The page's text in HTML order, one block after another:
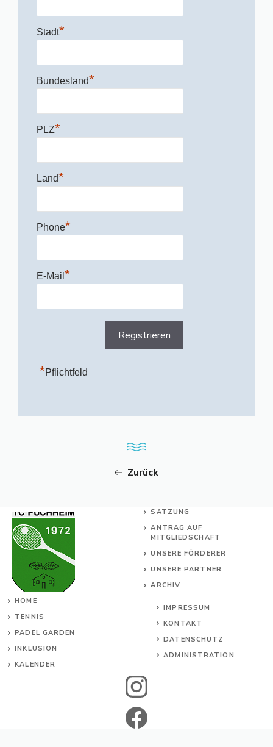
Stadt*
Bundesland*
PLZ*
Land*
Phone*
E-Mail *
*Pflichtfeld
Zurück
SATZUNG
ANTRAG AUF
MITGLIEDSCHAFT
UNSERE FÖRDERER
UNSERE PARTNER
ARCHIV
HOME
TENNIS
PADEL GARDEN
INKLUSION
KALENDER
IMPRESSUM
KONTAKT
DATENSCHUTZ
ADMINISTRATION